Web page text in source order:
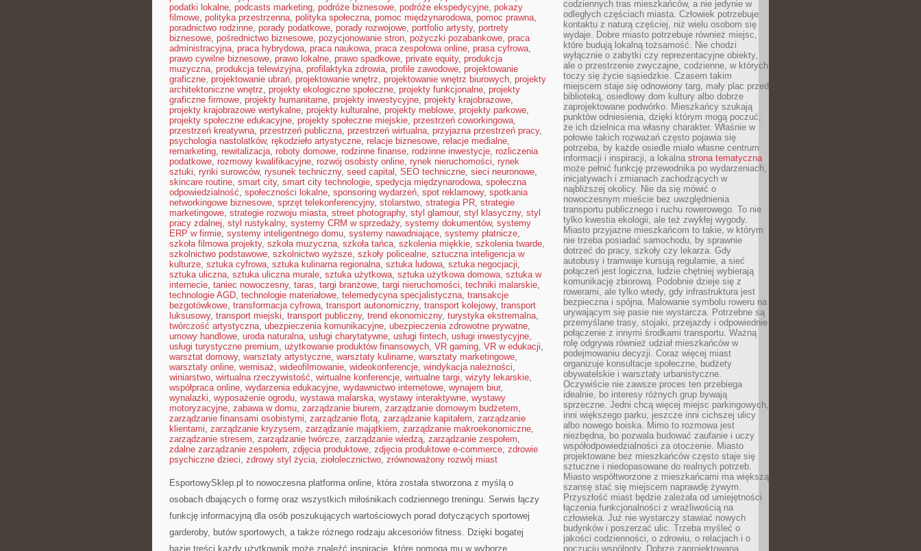
podatki lokalne, podcasts marketing, podróże biznesowe, podróże ekspedycyjne, pokazy
filmowe, polityka przestrzenna, polityka społeczna, pomoc międzynarodowa, pomoc prawna,
poradnictwo rodzinne, porady podatkowe, porady rozwojowe, portfolio artysty, portrety
biznesowe, pośrednictwo biznesowe, pozycjonowanie stron, pożyczki pozabankowe, praca
administracyjna, praca hybrydowa, praca naukowa, praca zespołowa online, prasa cyfrowa,
prawo cywilne biznesowe, prawo lokalne, prawo spadkowe, private equity, produkcja
muzyczna, produkcja telewizyjna, profilaktyka zdrowia, profile zawodowe, projektowanie
graficzne, projektowanie ubrań, projektowanie wnętrz, projektowanie wnętrz biurowych, projekty
architektoniczne wnętrz, projekty ekologiczne społeczne, projekty funkcjonalne, projekty
graficzne firmowe, projekty humanitarne, projekty inwestycyjne, projekty krajobrazowe,
projekty krajobrazowe wertykalne, projekty kulturalne, projekty meblowe, projekty parkowe,
projekty społeczne edukacyjne, projekty społeczne miejskie, przestrzeń coworkingowa,
przestrzeń kreatywna, przestrzeń publiczna, przestrzeń wirtualna, przyjazna przestrzeń pracy,
psychologia nastolatków, rękodzieło artystyczne, relacje biznesowe, relacje medialne,
remarketing, rewitalizacja, roboty domowe, rodzinne finanse, rodzinne inwestycje, rozliczenia
podatkowe, rozmowy kwalifikacyjne, rozwój osobisty online, rynek nieruchomości, rynek
sztuki, rynki surowców, rysunek techniczny, seed capital , SEO techniczne, sieci neuronowe,
skincare routine, smart city, smart city technologie, spedycja międzynarodowa, społeczna
odpowiedzialność, społeczności lokalne, sponsoring wydarzeń, spot reklamowy, spotkania
networkingowe biznesowe, sprzęt telekonferencyjny, stolarstwo, strategia PR, strategie
marketingowe, strategie rozwoju miasta, street photography, styl glamour, styl klasyczny, styl
pracy zdalnej, styl rustykalny, systemy CRM w sprzedaży, systemy dokumentów, systemy
ERP w firmie, systemy inteligentnego domu, systemy nawadniające, systemy płatnicze,
szkoła filmowa projekty, szkoła muzyczna, szkoła tańca, szkolenia miękkie, szkolenia twarde,
szkolnictwo podstawowe, szkolnictwo wyższe, szkoły policealne, sztuczna inteligencja w
kulturze, sztuka cyfrowa, sztuka kulinarna regionalna, sztuka ludowa, sztuka negocjacji,
sztuka uliczna, sztuka uliczna murale, sztuka użytkowa, sztuka użytkowa domowa, sztuka w
internecie, taniec nowoczesny, taras, targi branżowe, targi nieruchomości, techniki malarskie,
technologie AGD, technologie materiałowe, telemedycyna specjalistyczna, transakcje
bezgotówkowe, transformacja cyfrowa, transport autonomiczny, transport kolejowy, transport
luksusowy, transport miejski, transport publiczny, trend ekonomiczny, turystyka ekstremalna,
twórczość artystyczna, ubezpieczenia komunikacyjne, ubezpieczenia zdrowotne prywatne,
umowy handlowe, uroda naturalna, usługi charytatywne, usługi fintech, usługi inwestycyjne,
usługi turystyczne premium, użytkowanie produktów finansowych, VR gaming, VR w edukacji,
warsztat domowy, warsztaty artystyczne, warsztaty kulinarne, warsztaty marketingowe,
warsztaty online, wernisaż, wideofilmowanie, wideokonferencje, windykacja należności,
winiarstwo, wirtualna rzeczywistość, wirtualne konferencje, wirtualne targi, wizyty lekarskie,
współpraca online, wydarzenia edukacyjne, wydawnictwo internetowe, wynajem biur,
wynalazki, wyposażenie ogrodu, wystawa malarska, wystawy interaktywne, wystawy
motoryzacyjne, zabawa w domu, zarządzanie biurem, zarządzanie domowym budżetem,
zarządzanie finansami osobistymi, zarządzanie flotą, zarządzanie kapitałem, zarządzanie
klientami, zarządzanie kryzysem, zarządzanie majątkiem, zarządzanie makroekonomiczne,
zarządzanie stresem, zarządzanie twórcze, zarządzanie wiedzą, zarządzanie zespołem,
zdalne zarządzanie zespołem, zdjęcia produktowe, zdjęcia produktowe e-commerce, zdrowie
psychiczne dzieci, zdrowy styl życia, ziołolecznictwo, zrównoważony rozwój miast
EsportowySklep.pl to nowoczesna platforma online, która została stworzona z myślą o
osobach dbających o formę oraz wszystkich miłośnikach codziennego treningu. Serwis łączy
funkcję informacyjną dla osób poszukujących wartościowych porad dotyczących sportowej
garderoby, butów sportowych, a także różnego rodzaju akcesoriów fitness. Dzięki bogatej
bazie treści każdy użytkownik może znaleźć inspiracje, które pomogą mu w wyborze
codziennych tras mieszkańców, a nie jedynie w
odległych częściach miasta. Człowiek potrzebuje
kontaktu z naturą częściej, niż wielu osobom się
wydaje. Dobre miasto potrzebuje również miejsc,
które budują lokalną tożsamość. Nie chodzi
wyłącznie o zabytki czy reprezentacyjne obiekty,
ale o przestrzenie zwyczajne, codzienne, w których
toczy się życie sąsiedzkie. Czasem takim
miejscem staje się odnowiony targ, mały plac przed
biblioteką, osiedlowy dom kultury albo dobrze
zaprojektowane podwórko. Mieszkańcy szukają
punktów odniesienia, dzięki którym mogą poczuć,
że ich dzielnica ma własny charakter. Właśnie w
połowie takich rozważań często pojawia się
potrzeba, by każde osiedle miało własne centrum
informacji i inspiracji, a lokalna strona tematyczna
może pełnić funkcję przewodnika po wydarzeniach,
inicjatywach i zmianach zachodzących w
najbliższej okolicy. Nie da się mówić o
nowoczesnym mieście bez uwzględnienia
transportu publicznego i ruchu rowerowego. To nie
tylko kwestia ekologii, ale też zwykłej wygody.
Miasto przyjazne mieszkańcom to takie, w którym
nie trzeba posiadać samochodu, by sprawnie
dotrzeć do pracy, szkoły czy lekarza. Gdy
autobusy i tramwaje kursują regularnie, a sieć
połączeń jest logiczna, ludzie chętniej wybierają
komunikację zbiorową. Podobnie dzieje się z
rowerami, ale tylko wtedy, gdy infrastruktura jest
bezpieczna i spójna. Malowanie symbolu roweru na
urywającym się pasie nie wystarcza. Potrzebne są
przemyślane trasy, stojaki, przejazdy i odpowiednie
połączenie z innymi środkami transportu. Ważną
rolę odgrywa również udział mieszkańców w
podejmowaniu decyzji. Coraz więcej miast
organizuje konsultacje społeczne, budżety
obywatelskie i warsztaty urbanistyczne.
Oczywiście nie zawsze proces ten przebiega
idealnie, bo interesy różnych grup bywają
sprzeczne. Jedni chcą więcej miejsc parkingowych,
inni większego parku, jeszcze inni cichszej ulicy
albo nowego boiska. Mimo to rozmowa jest
niezbędna, bo pozwala budować zaufanie i uczy
współodpowiedzialności za otoczenie. Miasto
projektowane bez mieszkańców często staje się
sztuczne i niedopasowane do realnych potrzeb.
Miasto współtworzone z mieszkańcami ma większą
szansę stać się miejscem naprawdę żywym.
Przyszłość miast będzie zależała od umiejętności
łączenia funkcjonalności z wrażliwością na
człowieka. Już nie wystarczy stawiać nowych
budynków i poszerzać ulic. Trzeba myśleć o
jakości codzienności, o zdrowiu, o relacjach i o
poczuciu wspólnoty. Dobrze zaprojektowana